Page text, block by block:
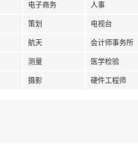
电子商务 人事
策划 电视台
航天 会计师事务所
测量 医学检验
摄影 硬件工程师